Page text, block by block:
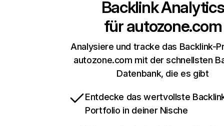
Backlink Analytics
fürautozone.com
Analysiere und tracke das Backlink-
autozone.com mit der schnellsten
Datenbank, die es gibt
Entdecke das wertvollste
Portfolio in deiner Nische